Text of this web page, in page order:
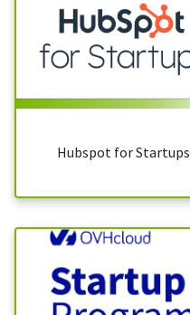
Hubspot for Startups